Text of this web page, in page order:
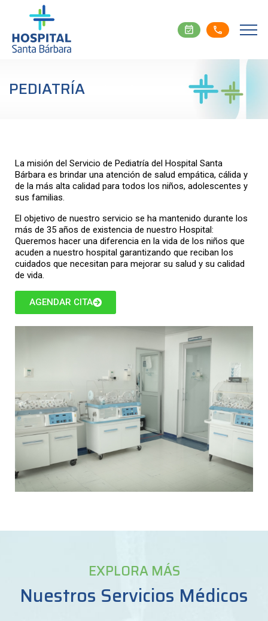
event_available local_phone
PEDIATRÍA
La misión del Servicio de Pediatría del Hospital Santa
Bárbara es brindar una atención de salud empática, cálida y
de la más alta calidad para todos los niños, adolescentes y
sus familias.
El objetivo de nuestro servicio se ha mantenido durante los
más de 35 años de existencia de nuestro Hospital:
Queremos hacer una diferencia en la vida de los niños que
acuden a nuestro hospital garantizando que reciban los
cuidados que necesitan para mejorar su salud y su calidad
de vida.
AGENDAR CITA
EXPLORA MÁS
Nuestros Servicios Médicos